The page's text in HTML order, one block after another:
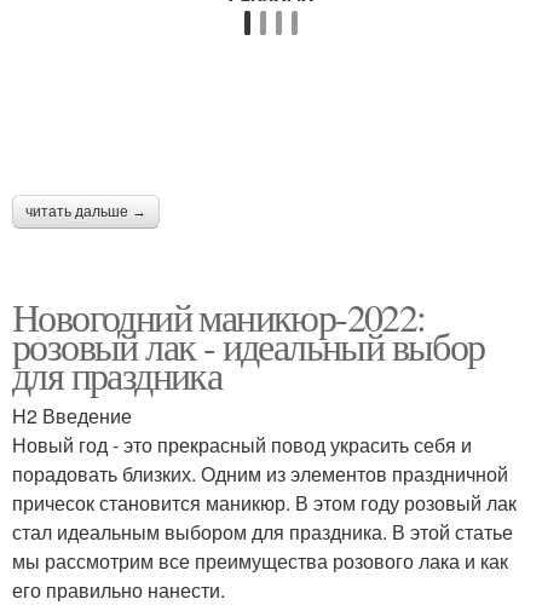
читать дальше →
Новогодний маникюр-2022:
розовый лак - идеальный выбор
для праздника
H2 Введение
Новый год - это прекрасный повод украсить себя и
порадовать близких. Одним из элементов праздничной
причесок становится маникюр. В этом году розовый лак
стал идеальным выбором для праздника. В этой статье
мы рассмотрим все преимущества розового лака и как
его правильно нанести.